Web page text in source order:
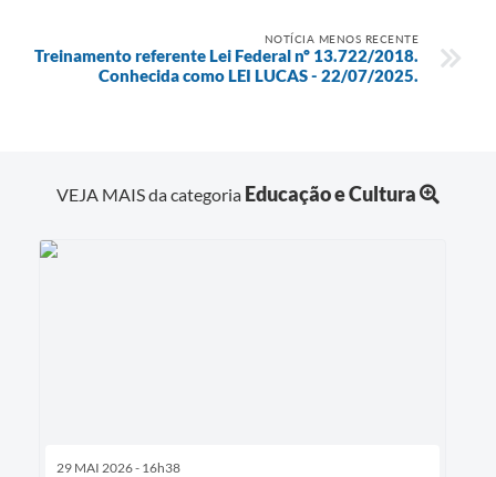
NOTÍCIA MENOS RECENTE
Treinamento referente Lei Federal nº 13.722/2018.
Conhecida como LEI LUCAS - 22/07/2025.
VEJA MAIS da categoria Educação e Cultura
29 MAI 2026 - 16h38